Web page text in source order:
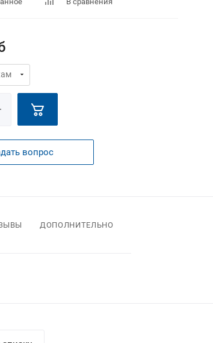
вопрос
ДОПОЛНИТЕЛЬНО